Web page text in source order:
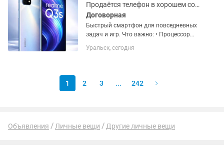
Продаётся телефон в хорошем состоянии
Договорная
Быстрый смартфон для повседневных
задач и игр. Что важно: • Процессор
Приложения открываются без
Уральск, сегодня
1 2 3 ... 242
Объявления Личные вещи Другие личные вещи